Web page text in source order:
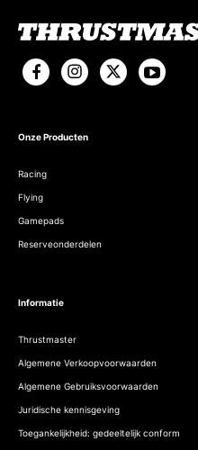
Onze Producten
Racing
Flying
Gamepads
Reserveonderdelen
Informatie
Thrustmaster
Algemene Verkoopvoorwaarden
Algemene Gebruiksvoorwaarden
Juridische kennisgeving
Toegankelijkheid: gedeeltelijk conform